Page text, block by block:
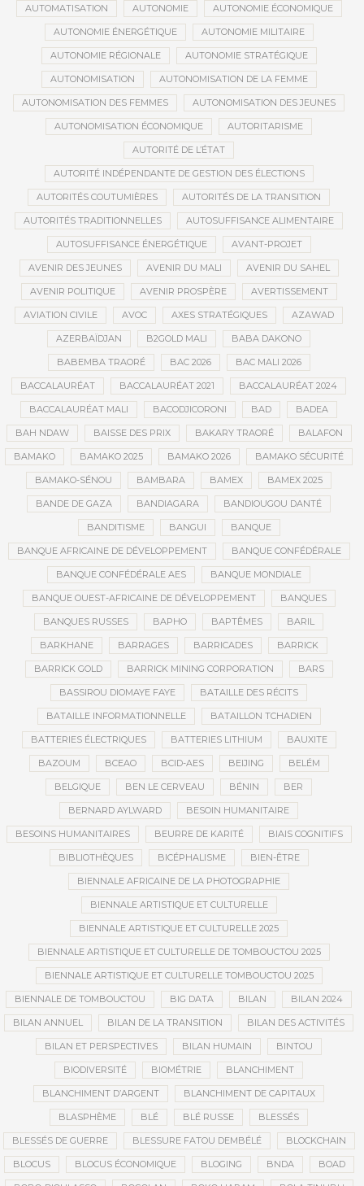
AUTOMATISATION AUTONOMIE AUTONOMIE ÉCONOMIQUE
AUTONOMIE ÉNERGÉTIQUE AUTONOMIE MILITAIRE
AUTONOMIE RÉGIONALE AUTONOMIE STRATÉGIQUE
AUTONOMISATION AUTONOMISATION DE LA FEMME
AUTONOMISATION DES FEMMES AUTONOMISATION DES JEUNES
AUTONOMISATION ÉCONOMIQUE AUTORITARISME
AUTORITÉ DE L’ÉTAT
AUTORITÉ INDÉPENDANTE DE GESTION DES ÉLECTIONS
AUTORITÉS COUTUMIÈRES AUTORITÉS DE LA TRANSITION
AUTORITÉS TRADITIONNELLES AUTOSUFFISANCE ALIMENTAIRE
AUTOSUFFISANCE ÉNERGÉTIQUE AVANT-PROJET
AVENIR DES JEUNES AVENIR DU MALI AVENIR DU SAHEL
AVENIR POLITIQUE AVENIR PROSPÈRE AVERTISSEMENT
AVIATION CIVILE AVOC AXES STRATÉGIQUES AZAWAD
AZERBAÏDJAN B2GOLD MALI BABA DAKONO
BABEMBA TRAORÉ BAC 2026 BAC MALI 2026
BACCALAURÉAT BACCALAURÉAT 2021 BACCALAURÉAT 2024
BACCALAURÉAT MALI BACODJICORONI BAD BADEA
BAH NDAW BAISSE DES PRIX BAKARY TRAORÉ BALAFON
BAMAKO BAMAKO 2025 BAMAKO 2026 BAMAKO SÉCURITÉ
BAMAKO-SÉNOU BAMBARA BAMEX BAMEX 2025
BANDE DE GAZA BANDIAGARA BANDIOUGOU DANTÉ
BANDITISME BANGUI BANQUE
BANQUE AFRICAINE DE DÉVELOPPEMENT BANQUE CONFÉDÉRALE
BANQUE CONFÉDÉRALE AES BANQUE MONDIALE
BANQUE OUEST-AFRICAINE DE DÉVELOPPEMENT BANQUES
BANQUES RUSSES BAPHO BAPTÊMES BARIL
BARKHANE BARRAGES BARRICADES BARRICK
BARRICK GOLD BARRICK MINING CORPORATION BARS
BASSIROU DIOMAYE FAYE BATAILLE DES RÉCITS
BATAILLE INFORMATIONNELLE BATAILLON TCHADIEN
BATTERIES ÉLECTRIQUES BATTERIES LITHIUM BAUXITE
BAZOUM BCEAO BCID-AES BEIJING BELÉM
BELGIQUE BEN LE CERVEAU BÉNIN BER
BERNARD AYLWARD BESOIN HUMANITAIRE
BESOINS HUMANITAIRES BEURRE DE KARITÉ BIAIS COGNITIFS
BIBLIOTHÈQUES BICÉPHALISME BIEN-ÊTRE
BIENNALE AFRICAINE DE LA PHOTOGRAPHIE
BIENNALE ARTISTIQUE ET CULTURELLE
BIENNALE ARTISTIQUE ET CULTURELLE 2025
BIENNALE ARTISTIQUE ET CULTURELLE DE TOMBOUCTOU 2025
BIENNALE ARTISTIQUE ET CULTURELLE TOMBOUCTOU 2025
BIENNALE DE TOMBOUCTOU BIG DATA BILAN BILAN 2024
BILAN ANNUEL BILAN DE LA TRANSITION BILAN DES ACTIVITÉS
BILAN ET PERSPECTIVES BILAN HUMAIN BINTOU
BIODIVERSITÉ BIOMÉTRIE BLANCHIMENT
BLANCHIMENT D’ARGENT BLANCHIMENT DE CAPITAUX
BLASPHÈME BLÉ BLÉ RUSSE BLESSÉS
BLESSÉS DE GUERRE BLESSURE FATOU DEMBÉLÉ BLOCKCHAIN
BLOCUS BLOCUS ÉCONOMIQUE BLOGING BNDA BOAD